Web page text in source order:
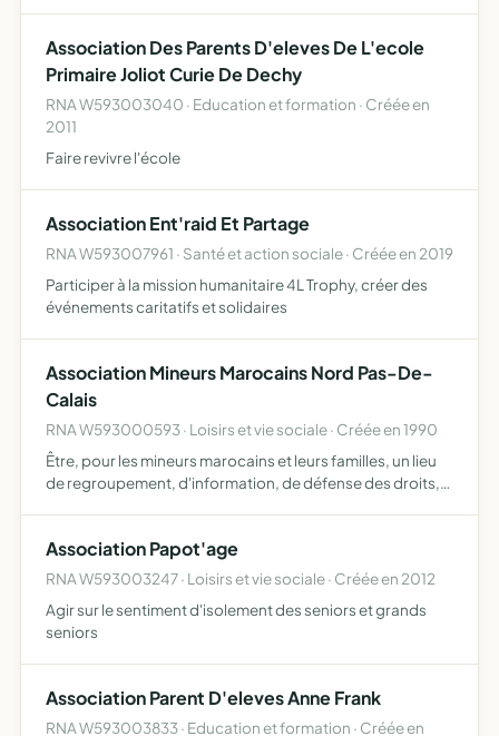
Association Des Parents D'eleves De L'ecole
Primaire Joliot Curie De Dechy
RNA W593003040 · Education et formation · Créée en
2011
Faire revivre l'école
Association Ent'raid Et Partage
RNA W593007961 · Santé et action sociale · Créée en 2019
Participer à la mission humanitaire 4L Trophy, créer des
événements caritatifs et solidaires
Association Mineurs Marocains Nord Pas-De-
Calais
RNA W593000593 · Loisirs et vie sociale · Créée en 1990
Être, pour les mineurs marocains et leurs familles, un lieu
de regroupement, d'information, de défense des droits,
Association Papot'age
RNA W593003247 · Loisirs et vie sociale · Créée en 2012
Agir sur le sentiment d'isolement des seniors et grands
seniors
Association Parent D'eleves Anne Frank
RNA W593003833 · Education et formation · Créée en